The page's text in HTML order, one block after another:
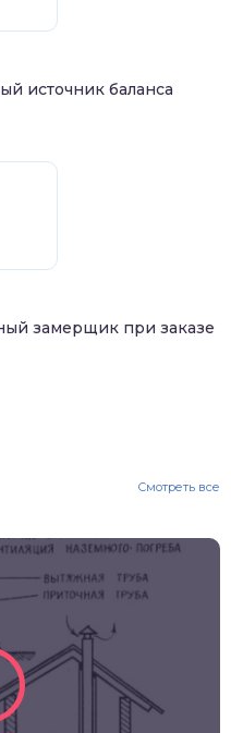
источник баланса
замерщик при заказе
Смотреть все